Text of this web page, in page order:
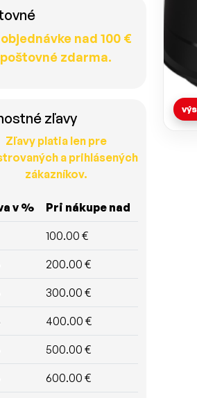
nad 100 €
poštovné zdarma.
zľavy
Zľavy platia len pre
a prihlásených
zákazníkov.
v % Pri nákupe nad
100.00 €
200.00 €
300.00 €
400.00 €
500.00 €
600.00 €